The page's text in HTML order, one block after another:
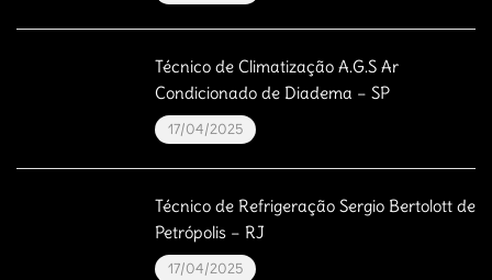
Técnico de Climatização A.G.S Ar
Condicionado de Diadema – SP
17/04/2025
Técnico de Refrigeração Sergio Bertolott de
Petrópolis – RJ
17/04/2025